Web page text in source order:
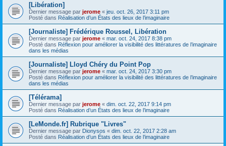
[Libération]
Dernier message par jerome « jeu. oct. 26, 2017 3:11 pm
Posté dans Réalisation d’un États des lieux de l’imaginaire
[Journaliste] Frédérique Roussel, Libération
Dernier message par jerome « mar. oct. 24, 2017 8:38 pm
Posté dans Réflexion pour améliorer la visibilité des littératures de l’imaginaire
dans les médias
[Journaliste] Lloyd Chéry du Point Pop
Dernier message par jerome « mar. oct. 24, 2017 3:30 pm
Posté dans Réflexion pour améliorer la visibilité des littératures de l’imaginaire
dans les médias
[Télérama]
Dernier message par jerome « dim. oct. 22, 2017 9:14 pm
Posté dans Réalisation d’un États des lieux de l’imaginaire
[LeMonde.fr] Rubrique "Livres"
Dernier message par Dionysos « dim. oct. 22, 2017 2:28 am
Posté dans Réalisation d’un États des lieux de l’imaginaire